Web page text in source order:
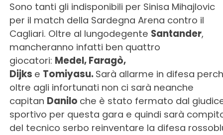
Sono tanti gli indisponibili per Sinisa Mihajlovic
per il match della Sardegna Arena contro il
Cagliari. Oltre al lungodegente Santander,
mancheranno infatti ben quattro
giocatori: Medel, Faragò,
Dijks e Tomiyasu. Sarà allarme in difesa
oltre agli infortunati non ci sarà neanche
capitan Danilo che è stato fermato dal
sportivo per questa gara e quindi sarà
del tecnico serbo reinventare la difesa